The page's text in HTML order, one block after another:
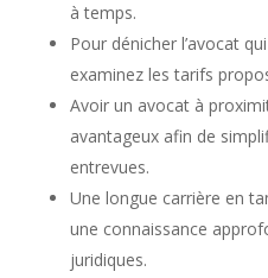
à temps.
Pour dénicher l’avocat
examinez les tarifs
Avoir un avocat à
avantageux afin de
entrevues.
Une longue carrière en
une connaissance
juridiques.